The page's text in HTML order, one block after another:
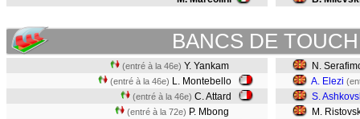
BANCS DE
(entré à la 46e) Y. Yankam
(entré à la 46e) L. Montebello
(entré à la 46e) C. Attard
(entré à la 72e) P. Mbong
N.
A. Elezi
S.
M.